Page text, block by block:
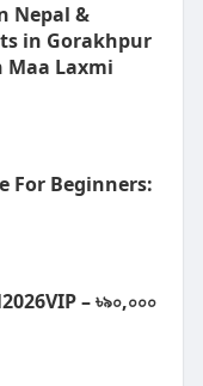
Nepal &
in Gorakhpur
Maa Laxmi
For Beginners:
– ৳৯০,০০০